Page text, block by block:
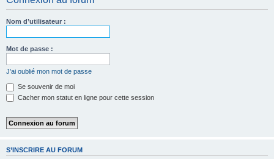
Nom d’utilisateur :
Mot de passe :
J’ai oublié mon mot de passe
Se souvenir de moi
Cacher mon statut en ligne pour cette session
S’INSCRIRE AU FORUM